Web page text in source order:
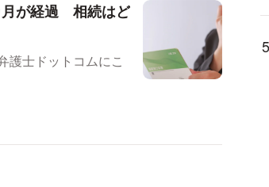
月が経過 相続はど